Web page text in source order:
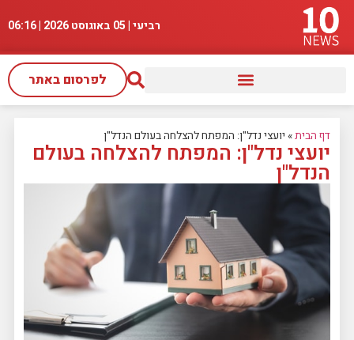
רביעי | 05 באוגוסט 2026 | 06:16
לפרסום באתר
דף הבית» יועצי נדל"ן: המפתח להצלחה בעולם הנדל"ן
יועצי נדל"ן: המפתח להצלחה בעולם
הנדל"ן